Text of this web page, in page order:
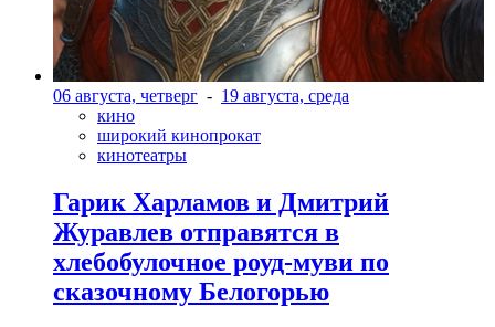
06 августа, четверг - 19 августа, среда
кино
широкий кинопрокат
кинотеатры
Гарик Харламов и Дмитрий
Журавлев отправятся в
хлебобулочное роуд-муви по
сказочному Белогорью